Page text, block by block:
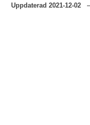
Uppdaterad2021-12-02